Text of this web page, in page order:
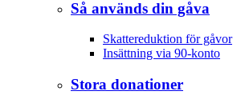
Så används din gåva
Skattereduktion för gåvor
Insättning via 90-konto
Stora donationer